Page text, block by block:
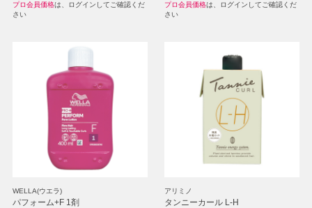
プロ会員価格は、ログインしてご確認くだ
さい
プロ会員価格は、ログインしてご確認くだ
さい
WELLA(ウエラ)
パフォーム+F 1剤
アリミノ
タンニーカール L-H